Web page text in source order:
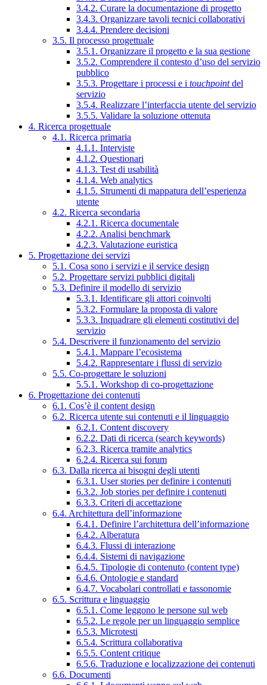
3.4.2. Curare la documentazione di progetto
3.4.3. Organizzare tavoli tecnici collaborativi
3.4.4. Prendere decisioni
3.5. Il processo progettuale
3.5.1. Organizzare il progetto e la sua gestione
3.5.2. Comprendere il contesto d’uso del servizio
pubblico
3.5.3. Progettare i processi e i touchpointdel
servizio
3.5.4. Realizzare l’interfaccia utente del servizio
3.5.5. Validare la soluzione ottenuta
4. Ricerca progettuale
4.1. Ricerca primaria
4.1.1. Interviste
4.1.2. Questionari
4.1.3. Test di usabilità
4.1.4. Web analytics
4.1.5. Strumenti di mappatura dell’esperienza
utente
4.2. Ricerca secondaria
4.2.1. Ricerca documentale
4.2.2. Analisi benchmark
4.2.3. Valutazione euristica
5. Progettazione dei servizi
5.1. Cosa sono i servizi e il service design
5.2. Progettare servizi pubblici digitali
5.3. Definire il modello di servizio
5.3.1. Identificare gli attori coinvolti
5.3.2. Formulare la proposta di valore
5.3.3. Inquadrare gli elementi costitutivi del
servizio
5.4. Descrivere il funzionamento del servizio
5.4.1. Mappare l’ecosistema
5.4.2. Rappresentare i flussi di servizio
5.5. Co-progettare le soluzioni
5.5.1. Workshop di co-progettazione
6. Progettazione dei contenuti
6.1. Cos’è il content design
6.2. Ricerca utente sui contenuti e il linguaggio
6.2.1. Content discovery
6.2.2. Dati di ricerca (search keywords)
6.2.3. Ricerca tramite analytics
6.2.4. Ricerca sui forum
6.3. Dalla ricerca ai bisogni degli utenti
6.3.1. User stories per definire i contenuti
6.3.2. Job stories per definire i contenuti
6.3.3. Criteri di accettazione
6.4. Architettura dell’informazione
6.4.1. Definire l’architettura dell’informazione
6.4.2. Alberatura
6.4.3. Flussi di interazione
6.4.4. Sistemi di navigazione
6.4.5. Tipologie di contenuto (content type)
6.4.6. Ontologie e standard
6.4.7. Vocabolari controllati e tassonomie
6.5. Scrittura e linguaggio
6.5.1. Come leggono le persone sul web
6.5.2. Le regole per un linguaggio semplice
6.5.3. Microtesti
6.5.4. Scrittura collaborativa
6.5.5. Content critique
6.5.6. Traduzione e localizzazione dei contenuti
6.6. Documenti